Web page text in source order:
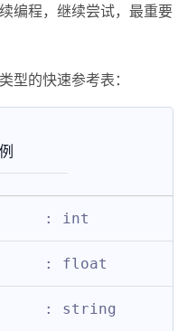
编程，继续尝试，最重要
型的快速参考表：
: int
: float
: string